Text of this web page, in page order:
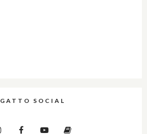
GATTO SOCIAL